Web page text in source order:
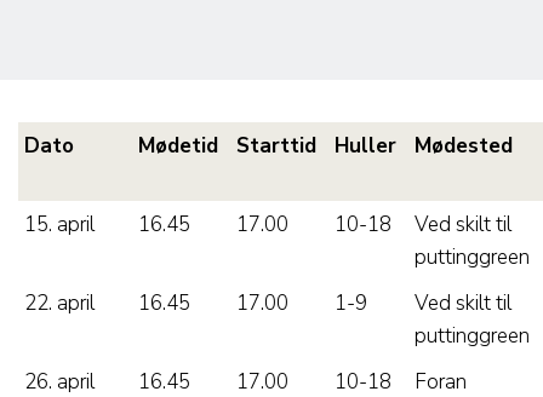
Dato Mødetid Starttid Huller Mødested
15. april 16.45 17.00 10-18
Ved skilt til
puttinggreen
22. april
16.45 17.00 1-9
Ved skilt til
puttinggreen
26. april
16.45 17.00 10-18 Foran